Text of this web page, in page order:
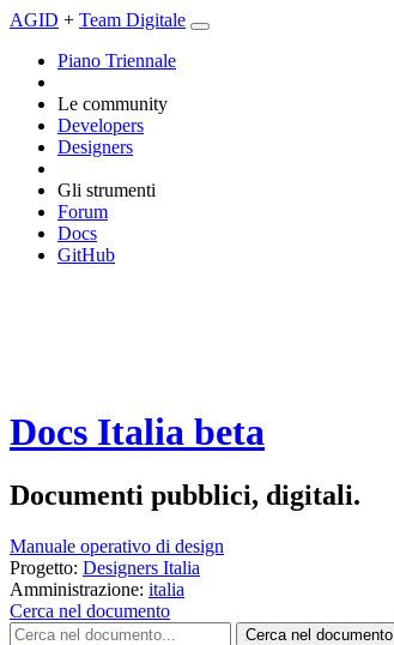
AGID + Team Digitale
Piano Triennale
Le community
Developers
Designers
Gli strumenti
Forum
Docs
GitHub
Docs Italia beta
Documenti pubblici, digitali.
Manuale operativo di design
Progetto: Designers Italia
Amministrazione: italia
Cerca nel documento
Cerca nel documento